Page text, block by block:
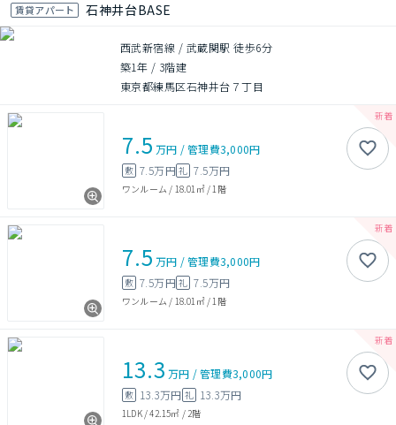
賃貸アパート 石神井台BASE
西武新宿線 / 武蔵関駅 徒歩6分
築1年 / 3階建
東京都練馬区石神井台７丁目
7.5 万円 /管理費3,000円
敷 7.5万円礼 7.5万円
ワンルーム / 18.01㎡/ 1階
7.5 万円 /管理費3,000円
敷 7.5万円礼 7.5万円
ワンルーム / 18.01㎡/ 1階
13.3 万円 /管理費3,000円
敷 13.3万円 礼 13.3万円
1LDK/42.15㎡ / 2階